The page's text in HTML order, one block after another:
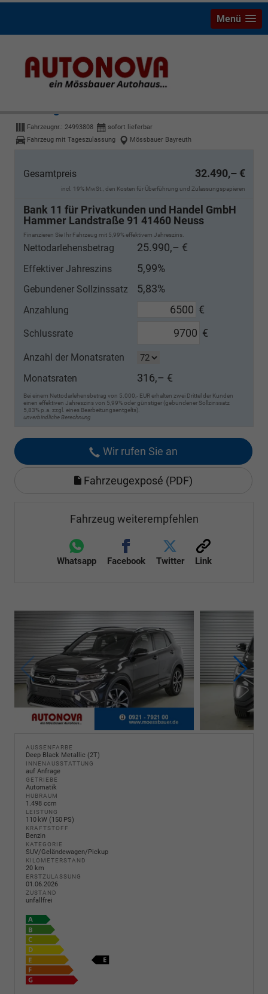
Menü
Fahrzeugnr.: 24993808
sofort lieferbar
Fahrzeug mit Tageszulassung
Mössbauer Bayreuth
Gesamtpreis 32.490,– €
incl. 19% MwSt., den Kosten für Überführung und Zulassungspapieren
Bank 11 für Privatkunden und Handel GmbH
Hammer Landstraße 91 41460 Neuss
Finanzieren Sie Ihr Fahrzeug mit 5,99% effektivem Jahreszins.
Nettodarlehensbetrag 25.990,– €
Effektiver Jahreszins 5,99%
Gebundener Sollzinssatz 5,83%
Anzahlung €
Schlussrate €
Anzahl der Monatsraten
Monatsraten
316,– €
Bei einem Nettodarlehensbetrag von 5.000,- EUR erhalten zwei Drittel der Kunden
einen effektiven Jahreszins von 5,99% oder günstiger (gebundener Sollzinssatz
5,83% p.a. zzgl. eines Bearbeitungsentgelts).
unverbindliche Berechnung
Wir rufen Sie an
Fahrzeugexposé (PDF)
Fahrzeug weiterempfehlen
Whatsapp Facebook Twitter Link
AUSSENFARBE
Deep Black Metallic (2T)
INNENAUSSTATTUNG
auf Anfrage
GETRIEBE
Automatik
HUBRAUM
1.498 ccm
LEISTUNG
110 kW (150 PS)
KRAFTSTOFF
Benzin
KATEGORIE
SUV/Geländewagen/Pickup
KILOMETERSTAND
20 km
ERSTZULASSUNG
01.06.2026
ZUSTAND
unfallfrei